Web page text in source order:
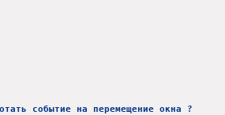
событие на перемещение окна ?